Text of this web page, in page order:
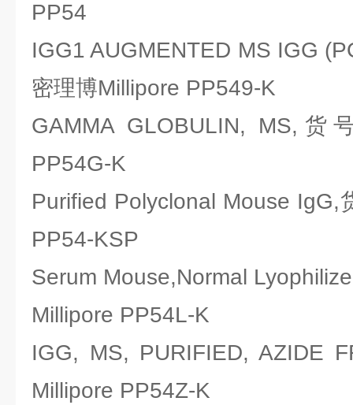
PP54
IGG1 AUGMENTED MS IGG
密理博Millipore PP549-K
GAMMA GLOBULIN, MS,货
PP54G-K
Purified Polyclonal Mouse IgG,
PP54-KSP
Serum Mouse,Normal
Millipore PP54L-K
IGG, MS, PURIFIED, AZIDE
Millipore PP54Z-K